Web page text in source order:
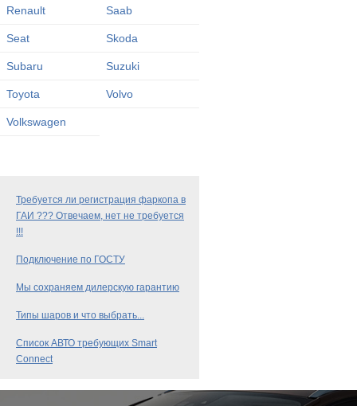
Renault Saab
Seat Skoda
Subaru Suzuki
Toyota Volvo
Volkswagen
Требуется ли регистрация фаркопа в
ГАИ ??? Отвечаем, нет не требуется
!!!
Подключение по ГОСТУ
Мы сохраняем дилерскую гарантию
Типы шаров и что выбрать...
Список АВТО требующих Smart
Connect